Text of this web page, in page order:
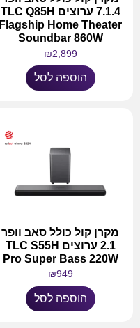
7.1.4 ערוצים TLC Q85H
Flagship Home Theater
Soundbar 860W
₪2,899
הוספה לסל
מקרן קול כולל סאב וופר
2.1 ערוצים TLC S55H
Pro Super Bass 220W
₪949
הוספה לסל